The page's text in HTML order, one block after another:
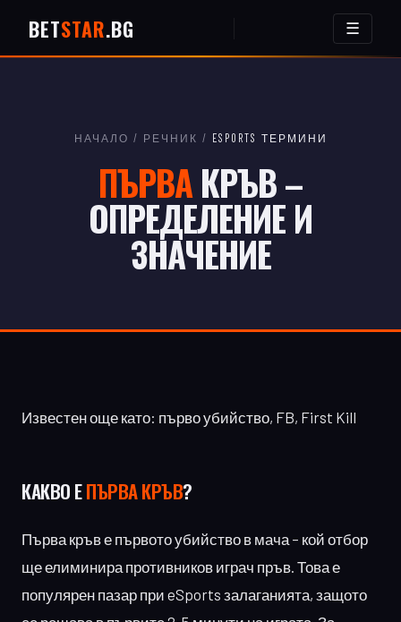
BETSTAR.BG ☰
НАЧАЛО / РЕЧНИК / ESPORTS ТЕРМИНИ
ПЪРВАКРЪВ –
ОПРЕДЕЛЕНИЕ И
ЗНАЧЕНИЕ
Известен още като: първо убийство, FB, First Kill
КАКВО ЕПЪРВА КРЪВ?
Първа кръв е първото убийство в мача – кой отбор
ще елиминира противников играч пръв. Това е
популярен пазар при eSports залаганията, защото